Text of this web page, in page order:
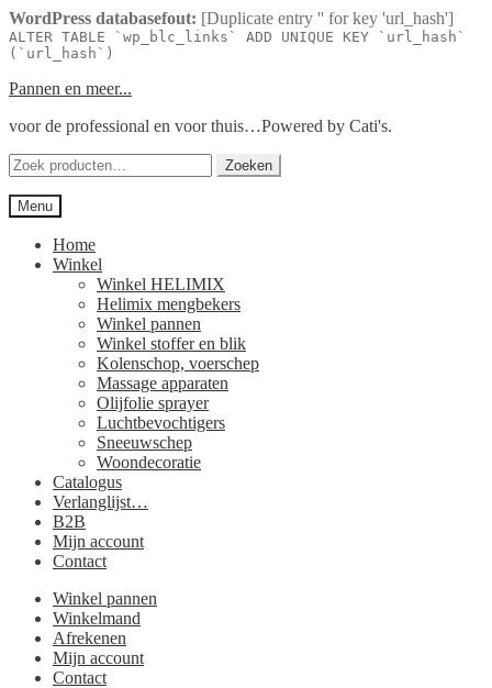
WordPress databasefout: [Duplicate entry '' for key 'url_hash']
ALTER TABLE `wp_blc_links` ADD UNIQUE KEY `url_hash`
(`url_hash`)
Ga
naar
Ga
de
Pannen en meer...
voor de professional en voor thuis…Powered by Cati's.
Zoeken
naar:
Zoeken
Menu
Home
Winkel
Winkel HELIMIX
Helimix mengbekers
Winkel pannen
Winkel stoffer en blik
Kolenschop, voerschep
Massage apparaten
Olijfolie sprayer
Luchtbevochtigers
Sneeuwschep
Woondecoratie
Catalogus
Verlanglijst…
B2B
Mijn account
Contact
Winkel pannen
Winkelmand
Afrekenen
Mijn account
Contact